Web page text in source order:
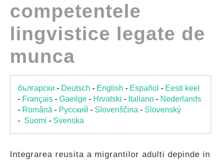
NETWORK
competentele
lingvistice legate de
munca
български - Deutsch - English - Español - Eesti keel
- Français - Gaeilge - Hrvatski - Italiano - Nederlands
- Română - Pусский - Slovenščina - Slovenský
- Suomi - Svenska
Integrarea reusita a migrantilor adulti depinde in